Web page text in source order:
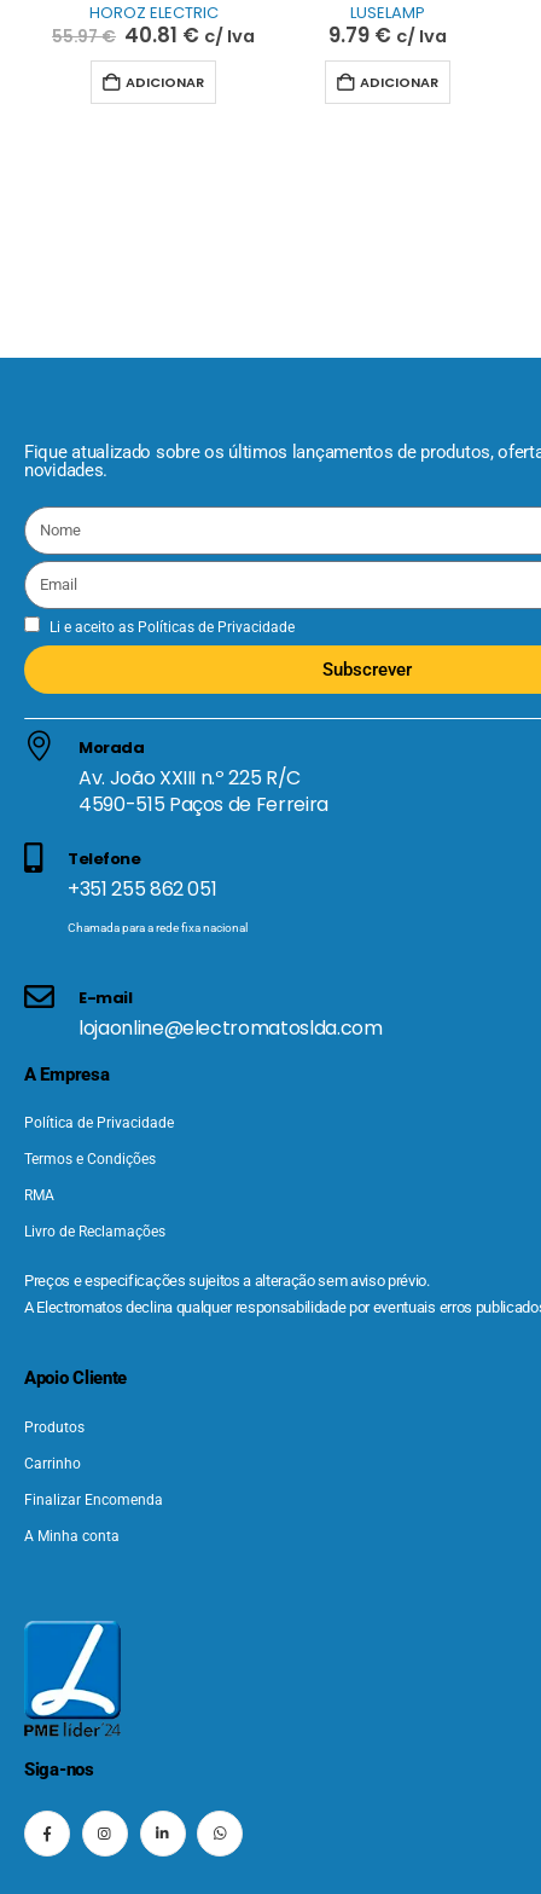
HOROZ ELECTRIC
55.97€ 40.81 € c/ Iva
ADICIONAR
LUSELAMP
9.79 € c/ Iva
ADICIONAR
Fique atualizado sobre os últimos lançamentos de produtos,
novidades.
Li e aceito as Políticas de Privacidade
Subscrever
Morada
Av. João XXIII n.º 225 R/C
4590-515 Paços de Ferreira
Telefone
+351 255 862 051
Chamada para a rede fixa nacional
E-mail
lojaonline@electromatoslda.com
A Empresa
Política de Privacidade
Termos e Condições
RMA
Livro de Reclamações
Preços e especificações sujeitos a alteração sem aviso prévio.
A Electromatos declina qualquer responsabilidade por eventuais erros
Apoio Cliente
Produtos
Carrinho
Finalizar Encomenda
A Minha conta
Siga-nos